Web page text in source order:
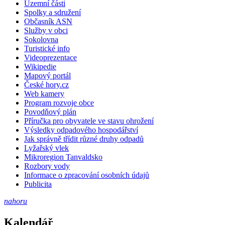
Územní části
Spolky a sdružení
Občasník ASN
Služby v obci
Sokolovna
Turistické info
Videoprezentace
Wikipedie
Mapový portál
České hory.cz
Web kamery
Program rozvoje obce
Povodňový plán
Příručka pro obyvatele ve stavu ohrožení
Výsledky odpadového hospodářství
Jak správně třídit různé druhy odpadů
Lyžařský vlek
Mikroregion Tanvaldsko
Rozbory vody
Informace o zpracování osobních údajů
Publicita
nahoru